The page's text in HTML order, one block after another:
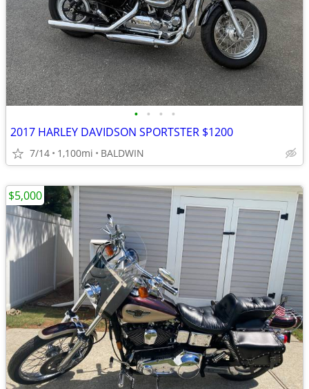
• • • •
2017 HARLEY DAVIDSON SPORTSTER $1200
7/14 1,100mi BALDWIN
$5,000